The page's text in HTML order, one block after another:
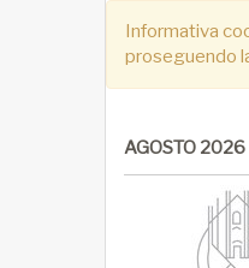
Informativa
proseguendo
AGOSTO